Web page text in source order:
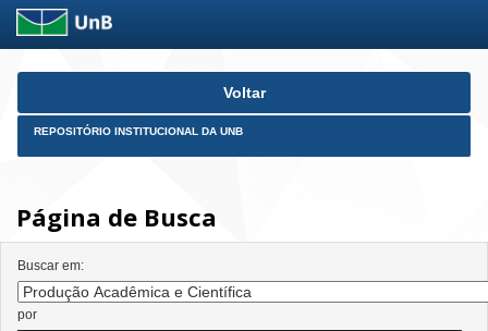
Skip
Voltar
REPOSITÓRIO INSTITUCIONAL DA UNB
Página de Busca
Buscar em:
por